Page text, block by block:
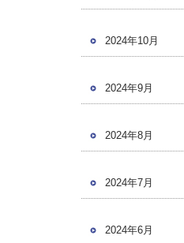
2024年10月
2024年9月
2024年8月
2024年7月
2024年6月